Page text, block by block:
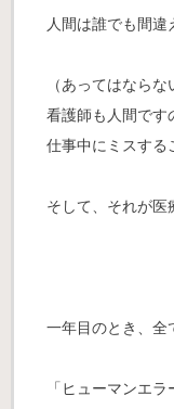
人間は誰でも間違
（あってはならな
看護師も人間です
仕事中にミスする
そして、それが医
一年目のとき、全
「ヒューマンエ